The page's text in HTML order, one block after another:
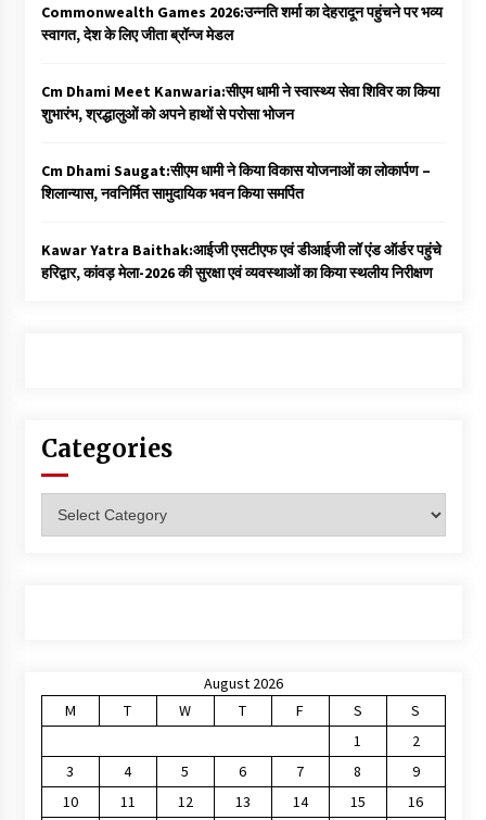
Commonwealth Games 2026:उन्नति शर्मा का देहरादून पहुंचने पर भव्य
स्वागत, देश के लिए जीता ब्रॉन्ज मेडल
Cm Dhami Meet Kanwaria:सीएम धामी ने स्वास्थ्य सेवा शिविर का किया
शुभारंभ, श्रद्धालुओं को अपने हाथों से परोसा भोजन
Cm Dhami Saugat:सीएम धामी ने किया विकास योजनाओं का लोकार्पण –
शिलान्यास, नवनिर्मित सामुदायिक भवन किया समर्पित
Kawar Yatra Baithak:आईजी एसटीएफ एवं डीआईजी लॉ एंड ऑर्डर पहुंचे
हरिद्वार, कांवड़ मेला-2026 की सुरक्षा एवं व्यवस्थाओं का किया स्थलीय निरीक्षण
Categories
August 2026
M
T W T F S
S
1
2
3
4 5 6 7 8
9
10
11 12 13 14 15
16